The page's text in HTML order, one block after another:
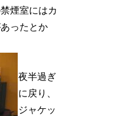
煙室にはカ
ったとか
夜半過ぎ
に戻り、
ジャケッ